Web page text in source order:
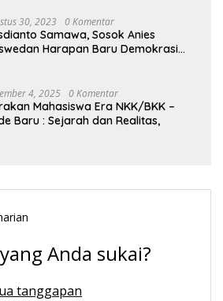
30, 2023 0 Komentar
Samawa, Sosok Anies
Harapan Baru Demokrasi
4, 2025 0 Komentar
Mahasiswa Era NKK/BKK –
Baru : Sejarah dan Realitas,
Anda sukai?
tanggapan